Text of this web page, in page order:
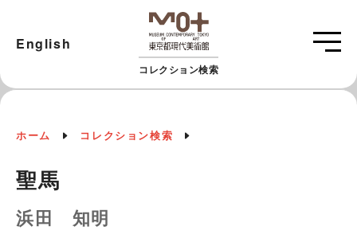
コレクション検索
English
ホーム コレクション検索
聖馬
浜田 知明